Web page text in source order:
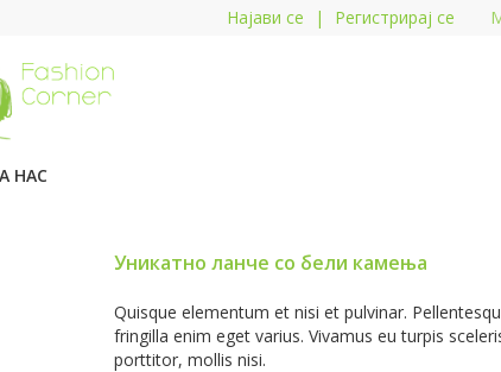
Најави се | Регистрирај се
НАС
Уникатно ланче со бели камења
Quisque elementum et nisi et pulvinar.
fringilla enim eget varius. Vivamus eu turpis
porttitor, mollis nisi.